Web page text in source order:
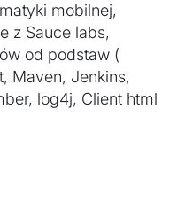
mobilnej,
z Sauce labs,
od podstaw (
Maven, Jenkins,
log4j, Client html